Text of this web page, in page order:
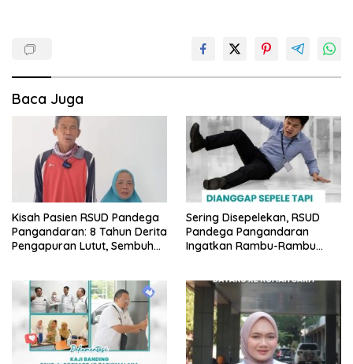
Baca Juga
Kisah Pasien RSUD Pandega
Pangandaran: 8 Tahun Derita
Pengapuran Lutut, Sembuh
Sering Disepelekan, RSUD
Pandega Pangandaran
Ingatkan Rambu-Rambu